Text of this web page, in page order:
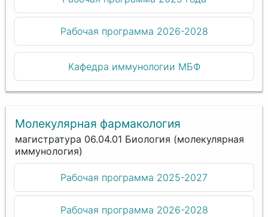
Рабочая программа 2026-2028
Кафедра иммунологии МБФ
Молекулярная фармакология
магистратура 06.04.01 Биология (молекулярная
иммунология)
Рабочая программа 2025-2027
Рабочая программа 2026-2028